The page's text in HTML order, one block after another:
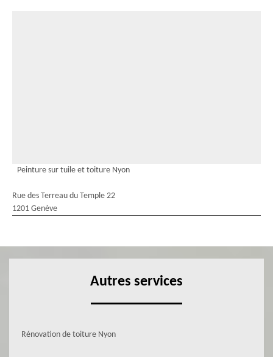
Peinture sur tuile et toiture Nyon
Rue des Terreau du Temple 22
1201 Genève
Autres services
Rénovation de toiture Nyon